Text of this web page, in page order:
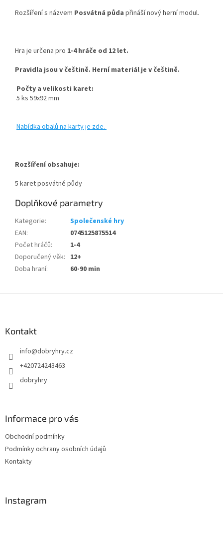
Rozšíření s názvem Posvátná půda přináší nový herní modul.
Hra je určena pro 1-4 hráče od 12 let.
Pravidla jsou v češtině. Herní materiál je v češtině.
Počty a velikosti karet:
5 ks 59x92 mm
Nabídka obalů na karty je zde.
Rozšíření obsahuje:
5 karet posvátné půdy
Doplňkové parametry
Kategorie:
Společenské hry
EAN:
0745125875514
Počet hráčů:
1-4
Doporučený věk: 12+
Doba hraní: 60-90 min
Kontakt
info@dobryhry.cz
+420724243463
dobryhry
Informace pro vás
Obchodní podmínky
Podmínky ochrany osobních údajů
Kontakty
Instagram